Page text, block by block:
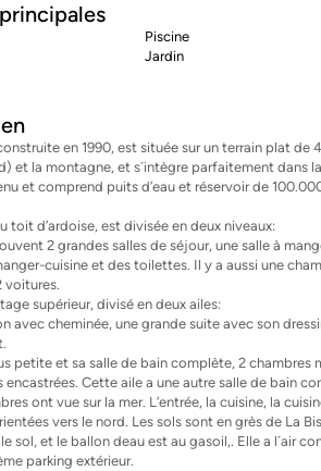
Piscine
Jardin
en 1990, est située sur un terrain plat de
et la montagne, et s´intègre parfaitement dans
et comprend puits d’eau et réservoir de
toit d’ardoise, est divisée en deux niveaux:
2 grandes salles de séjour, une salle à
cuisine et des toilettes. Il y a aussi une
voitures.
supérieur, divisé en deux ailes:
avec cheminée, une grande suite avec son
petite et sa salle de bain complète, 2 chambres
Cette aile a une autre salle de bain
ont vue sur la mer. L’entrée, la cuisine, la
vers le nord. Les sols sont en grès de La
sol, et le ballon deau est au gasoil,. Elle a l´air
parking extérieur.